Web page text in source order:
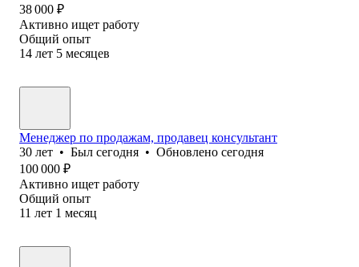
38 000 ₽
Активно ищет работу
Общий опыт
14 лет 5 месяцев
Менеджер по продажам, продавец консультант
30 лет • Был сегодня • Обновлено сегодня
100 000 ₽
Активно ищет работу
Общий опыт
11 лет 1 месяц